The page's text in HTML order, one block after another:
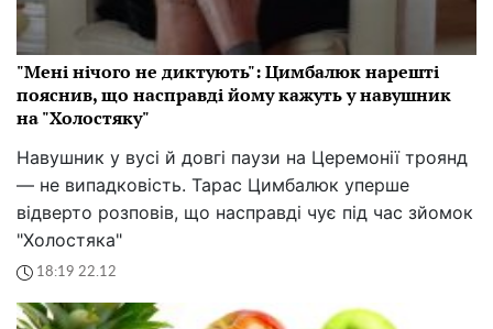
"Мені нічого не диктують": Цимбалюк нарешті
пояснив, що насправді йому кажуть у навушник
на "Холостяку"
Навушник у вусі й довгі паузи на Церемонії троянд
— не випадковість. Тарас Цимбалюк уперше
відверто розповів, що насправді чує під час зйомок
"Холостяка"
18:19 22.12